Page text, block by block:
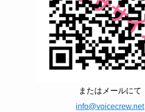
またはメールにて
info@voicecrew.net